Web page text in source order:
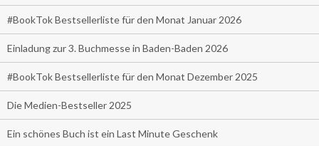
#BookTok Bestsellerliste für den Monat Januar 2026
Einladung zur 3. Buchmesse in Baden-Baden 2026
#BookTok Bestsellerliste für den Monat Dezember 2025
Die Medien-Bestseller 2025
Ein schönes Buch ist ein Last Minute Geschenk